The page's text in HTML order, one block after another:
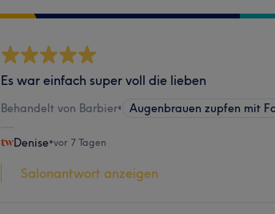
Es war einfach super voll die lieben
Behandelt von Barbier• Augenbrauen zupfen mit
Denise•vor 7 Tagen
Salonantwort anzeigen